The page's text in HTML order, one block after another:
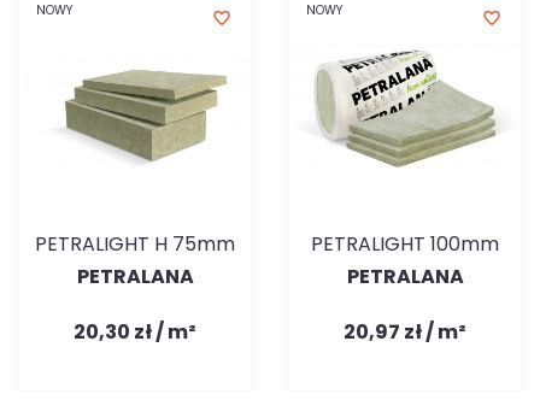
NOWY favorite_border
PETRALIGHT H 75mm
PETRALANA
20,30 zł / m²
NOWY favorite_border
PETRALIGHT 100mm
PETRALANA
20,97 zł / m²